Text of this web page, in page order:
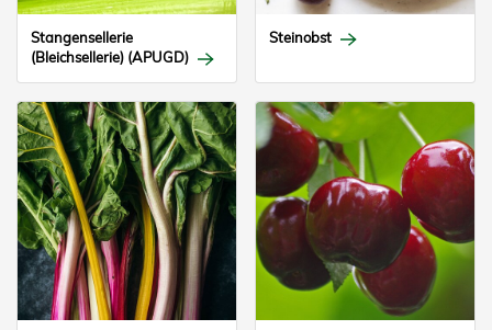
Stangensellerie
(Bleichsellerie) (APUGD)
Steinobst